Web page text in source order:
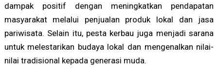
dampak positif dengan meningkatkan pendapatan
masyarakat melalui penjualan produk lokal dan jasa
pariwisata. Selain itu, pesta kerbau juga menjadi sarana
untuk melestarikan budaya lokal dan mengenalkan nilai-
nilai tradisional kepada generasi muda.